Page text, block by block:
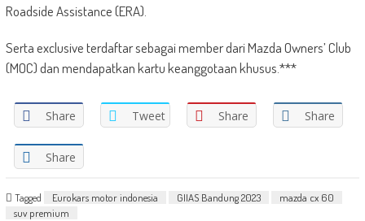
Roadside Assistance (ERA).
Serta exclusive terdaftar sebagai member dari Mazda Owners’ Club
(MOC) dan mendapatkan kartu keanggotaan khusus.***
Share Tweet Share Share
Share
Tagged Eurokars motor indonesia GIIAS Bandung 2023
mazda cx 60
suv premium